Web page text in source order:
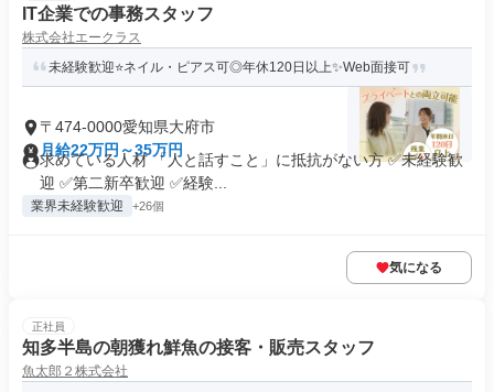
IT企業での事務スタッフ
株式会社エークラス
未経験歓迎⭐ネイル・ピアス可◎年休120日以上✨Web面接可
〒474-0000愛知県大府市
月給22万円～35万円
求めている人材 「人と話すこと」に抵抗がない方 ✅未経験歓
迎 ✅第二新卒歓迎 ✅経験...
業界未経験歓迎 +26個
気になる
正社員
知多半島の朝獲れ鮮魚の接客・販売スタッフ
魚太郎２株式会社